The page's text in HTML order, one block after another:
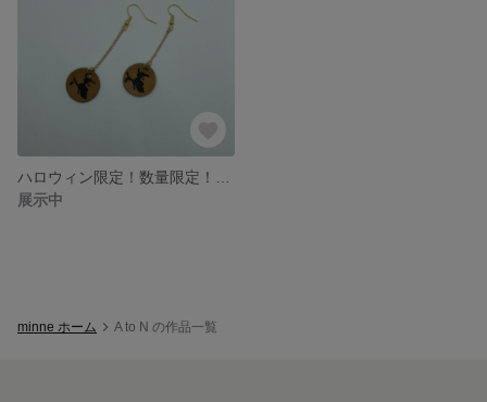
展示中
minne ホーム A to N の作品一覧